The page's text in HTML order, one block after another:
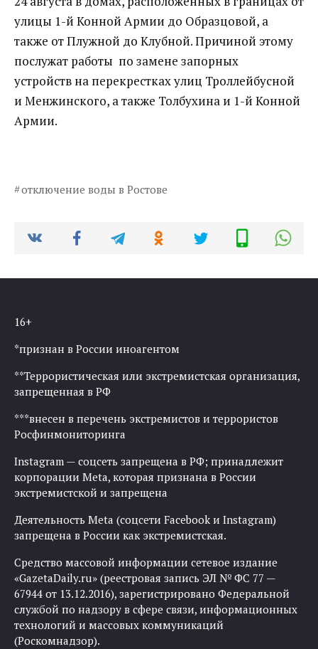
улицы 1-й Конной Армии до Образцовой, а
также от Плужной до Клубной. Причиной этому
послужат работы по замене запорных
устройств на перекрестках улиц Троллейбусной
и Менжинского, а также Толбухина и 1-й Конной
Армии.
отключение воды в Ростове
16+
*признан в России иноагентом
**Террористическая или экстремистская организация,
запрещенная в РФ
***внесен в перечень экстремистов и террористов
Росфинмониторинга
Instagram — соцсеть запрещена в РФ; принадлежит
корпорации Meta, которая признана в России
экстремистской и запрещена
Деятельность Meta (соцсети Facebook и Instagram)
запрещена в России как экстремистская.
Средство массовой информации сетевое издание
«GazetaDaily.ru» (реестровая запись ЭЛ № ФС 77 —
67944 от 13.12.2016), зарегистрировано Федеральной
службой по надзору в сфере связи, информационных
технологий и массовых коммуникаций
(Роскомнадзор).